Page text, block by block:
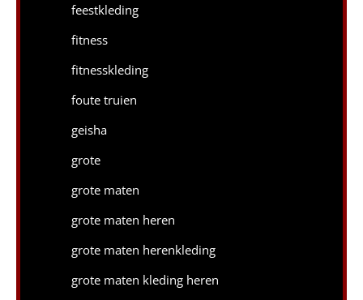
feestkleding
fitness
fitnesskleding
foute truien
geisha
grote
grote maten
grote maten heren
grote maten herenkleding
grote maten kleding heren